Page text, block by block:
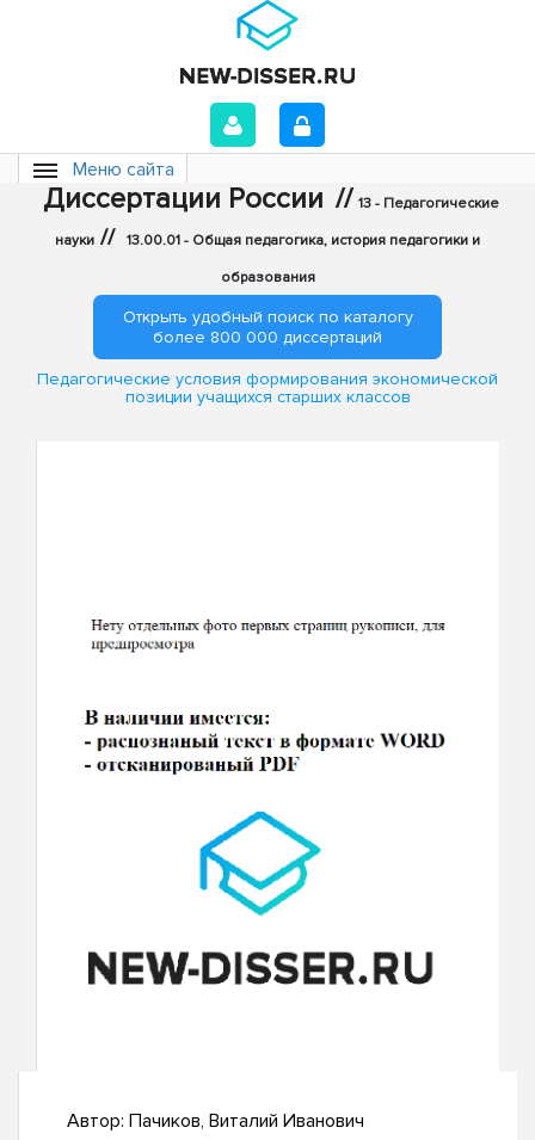
Меню сайта
Диссертации России // 13 - Педагогические
науки // 13.00.01 - Общая педагогика, история педагогики и
образования
Открыть удобный поиск по каталогу
более 800 000 диссертаций
Педагогические условия формирования экономической
позиции учащихся старших классов
Автор: Пачиков, Виталий Иванович